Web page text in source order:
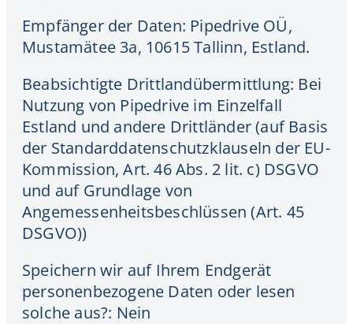
Empfänger der Daten: Pipedrive OÜ,
Mustamätee 3a, 10615 Tallinn, Estland.
Beabsichtigte Drittlandübermittlung: Bei
Nutzung von Pipedrive im Einzelfall
Estland und andere Drittländer (auf Basis
der Standarddatenschutzklauseln der EU-
Kommission, Art. 46 Abs. 2 lit. c) DSGVO
und auf Grundlage von
Angemessenheitsbeschlüssen (Art. 45
DSGVO))
Speichern wir auf Ihrem Endgerät
personenbezogene Daten oder lesen
solche aus?: Nein